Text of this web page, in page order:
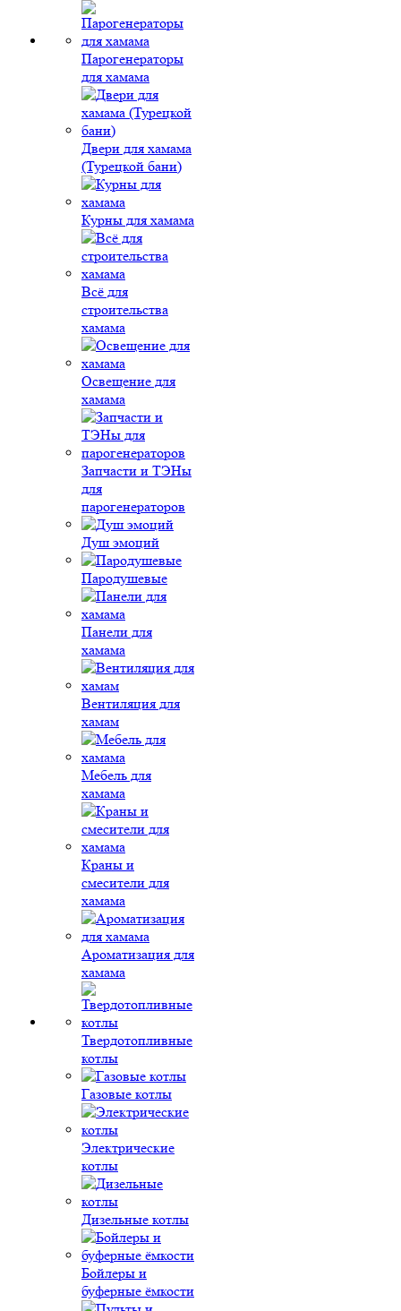
Парогенераторы
для хамама
Двери для хамама
(Турецкой бани)
Курны для хамама
Всё для
строительства
хамама
Освещение для
хамама
Запчасти и ТЭНы
для
парогенераторов
Душ эмоций
Пародушевые
Панели для
хамама
Вентиляция для
хамам
Мебель для
хамама
Краны и
смесители для
хамама
Ароматизация для
хамама
Твердотопливные
котлы
Газовые котлы
Электрические
котлы
Дизельные котлы
Бойлеры и
буферные ёмкости